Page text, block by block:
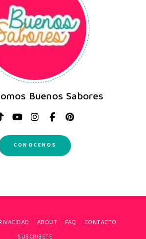
Buenos Sabores
CONOCENOS
ABOUT FAQ
CONTACTO